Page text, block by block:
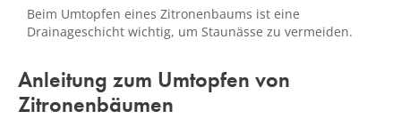
Beim Umtopfen eines Zitronenbaums ist eine
Drainageschicht wichtig, um Staunässe zu vermeiden.
Anleitung zum Umtopfen von
Zitronenbäumen